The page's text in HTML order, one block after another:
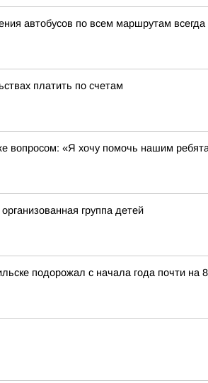
автобусов по всем маршрутам
платить по счетам
вопросом: «Я хочу помочь нашим
группа детей
подорожал с начала года почти на